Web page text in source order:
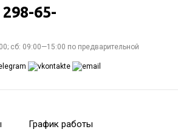
65-
сб: 09:00—15:00 по предварительной
График работы